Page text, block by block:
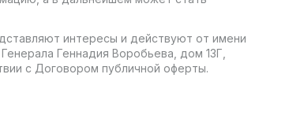
интересы и действуют от имени
Геннадия Воробьева, дом 13Г,
с Договором публичной оферты.